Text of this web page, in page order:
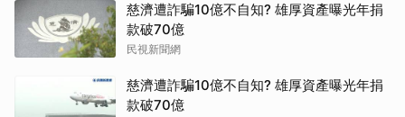
慈濟遭詐騙10億不自知? 雄厚資產曝光年捐
款破70億
民視新聞網
慈濟遭詐騙10億不自知? 雄厚資產曝光年捐
款破70億